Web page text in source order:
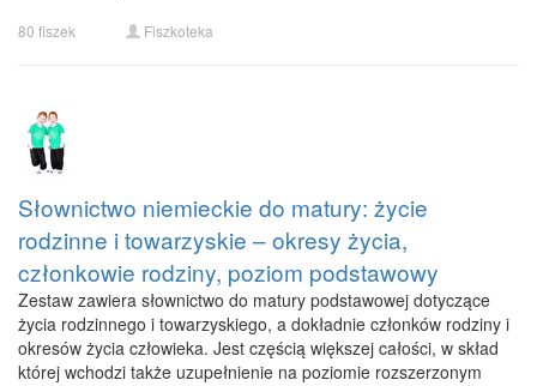
80 fiszek Fiszkoteka
Słownictwo niemieckie do matury: życie
rodzinne i towarzyskie – okresy życia,
członkowie rodziny, poziom podstawowy
Zestaw zawiera słownictwo do matury podstawowej dotyczące
życia rodzinnego i towarzyskiego, a dokładnie członków rodziny i
okresów życia człowieka. Jest częścią większej całości, w skład
której wchodzi także uzupełnienie na poziomie rozszerzonym